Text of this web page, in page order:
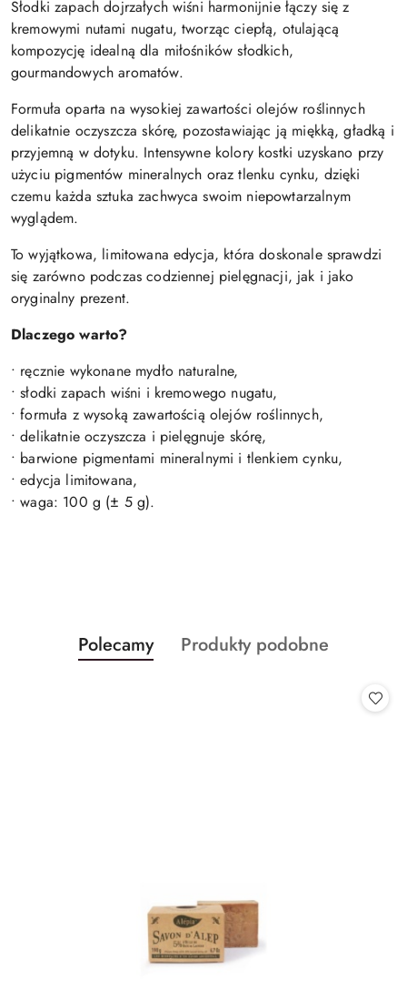
Słodki zapach dojrzałych wiśni harmonijnie łączy się z
kremowymi nutami nugatu, tworząc ciepłą, otulającą
kompozycję idealną dla miłośników słodkich,
gourmandowych aromatów.
Formuła oparta na wysokiej zawartości olejów roślinnych
delikatnie oczyszcza skórę, pozostawiając ją miękką, gładką i
przyjemną w dotyku. Intensywne kolory kostki uzyskano przy
użyciu pigmentów mineralnych oraz tlenku cynku, dzięki
czemu każda sztuka zachwyca swoim niepowtarzalnym
wyglądem.
To wyjątkowa, limitowana edycja, która doskonale sprawdzi
się zarówno podczas codziennej pielęgnacji, jak i jako
oryginalny prezent.
Dlaczego warto?
• ręcznie wykonane mydło naturalne,
• słodki zapach wiśni i kremowego nugatu,
• formuła z wysoką zawartością olejów roślinnych,
• delikatnie oczyszcza i pielęgnuje skórę,
• barwione pigmentami mineralnymi i tlenkiem cynku,
• edycja limitowana,
• waga: 100 g (± 5 g).
Pomiń karuzelę produktów
Produkty
o
Polecamy
Produkty
Produkty podobne